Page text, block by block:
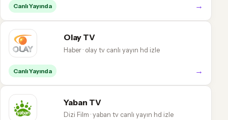
Canlı Yayında →
Olay TV
Haber · olay tv canlı yayın hd izle
Canlı Yayında →
Yaban TV
Dizi Film · yaban tv canlı yayın hd izle